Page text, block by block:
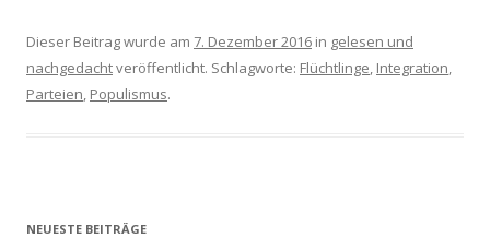
Dieser Beitrag wurde am 7. Dezember 2016 in gelesen und
nachgedachtveröffentlicht. Schlagworte: Flüchtlinge Integration
Parteien Populismus.
NEUESTE BEITRÄGE